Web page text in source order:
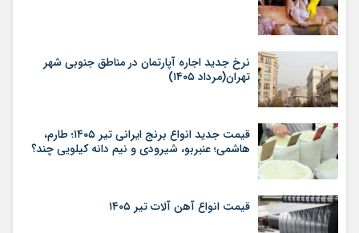
نرخ جدید اجاره آپارتمان در مناطق جنوبی شهر
تهران(مرداد ۱۴۰۵)
قیمت جدید انواع برنج ایرانی تیر ۱۴۰۵؛ طارم،
هاشمی؛ عنبربو، شیرودی و نیم دانه کیلویی چند؟
قیمت انواع آهن آلات تیر ۱۴۰۵